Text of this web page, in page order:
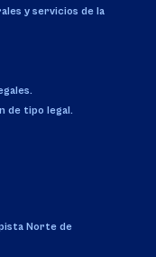
y servicios de la
de tipo legal.
Norte de